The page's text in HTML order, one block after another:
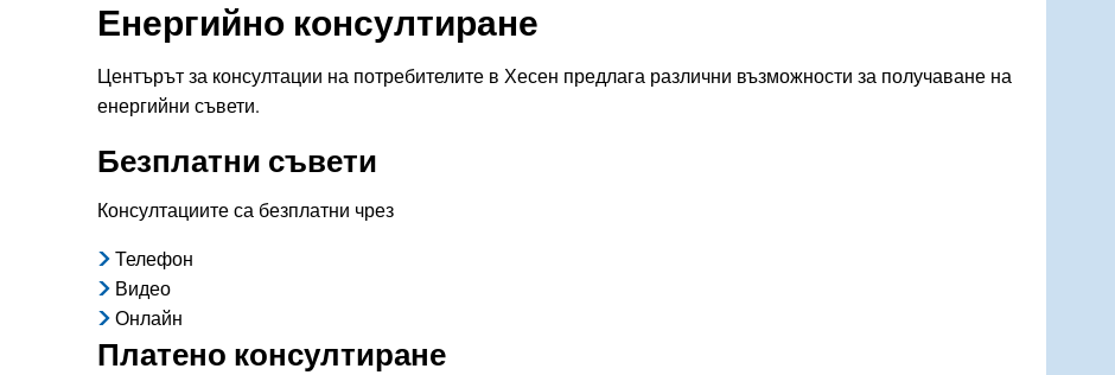
Енергийно консултиране
Центърът за консултации на потребителите в Хесен предлага различни възможности за получаване на
енергийни съвети.
Безплатни съвети
Консултациите са безплатни чрез
Телефон
Видео
Онлайн
Платено консултиране